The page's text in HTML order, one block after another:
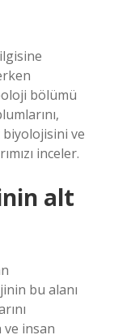
bölümü
biyolojisini ve
inceler.
alt
bu alanı
insan